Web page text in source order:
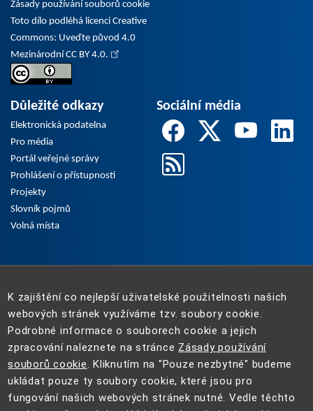
Zásady používání souborů cookie
Toto dílo podléhá licenci Creative
Commons: Uveďte původ 4.0
Mezinárodní CC BY 4.0.
Důležité odkazy
Elektronická podatelna
Pro média
Portál veřejné správy
Prohlášení o přístupnosti
Projekty
Slovník pojmů
Volná místa
Sociální média
K zajištění co nejlepší uživatelské použitelnosti našich
webových stránek využíváme tzv. soubory cookie.
Podrobné informace o souborech cookie a jejich
zpracování naleznete na stránce Zásady používání
souborů cookie. Kliknutím na "Pouze nezbytné" budeme
ukládat pouze ty soubory cookie, které jsou pro
fungování našich webových stránek nutné. Vedle těchto